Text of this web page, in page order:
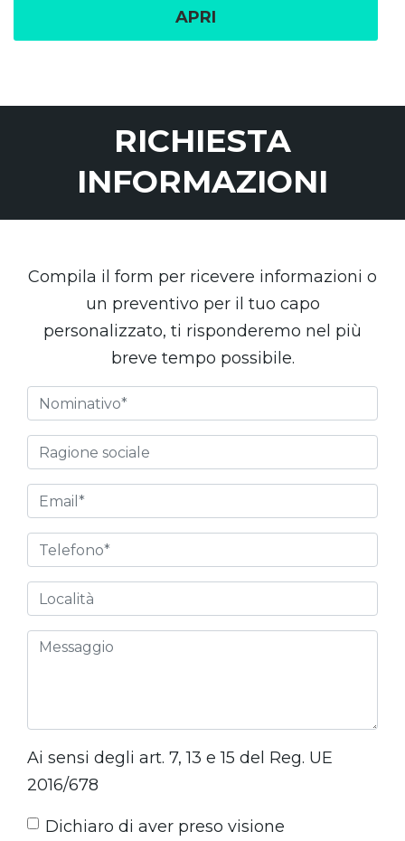
APRI
RICHIESTA
INFORMAZIONI
Compila il form per ricevere informazioni o
un preventivo per il tuo capo
personalizzato, ti risponderemo nel più
breve tempo possibile.
Ai sensi degli art. 7, 13 e 15 del Reg. UE
2016/678
Dichiaro di aver preso visione